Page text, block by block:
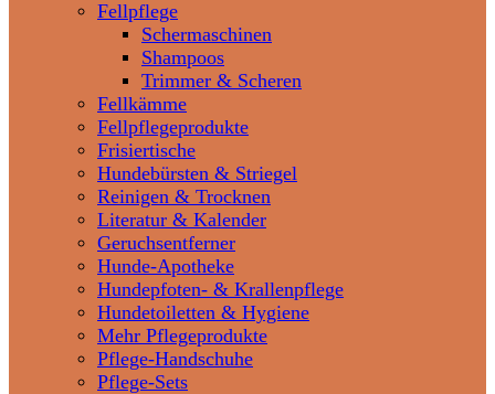
Fellpflege
Schermaschinen
Shampoos
Trimmer & Scheren
Fellkämme
Fellpflegeprodukte
Frisiertische
Hundebürsten & Striegel
Reinigen & Trocknen
Literatur & Kalender
Geruchsentferner
Hunde-Apotheke
Hundepfoten- & Krallenpflege
Hundetoiletten & Hygiene
Mehr Pflegeprodukte
Pflege-Handschuhe
Pflege-Sets